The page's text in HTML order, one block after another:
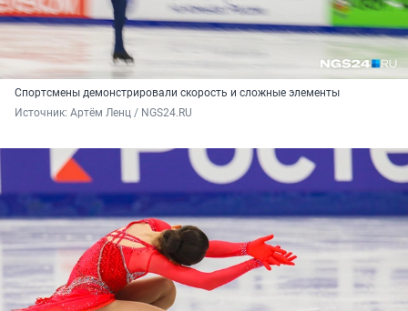
Спортсмены демонстрировали скорость и сложные элементы
Источник: Артём Ленц / NGS24.RU